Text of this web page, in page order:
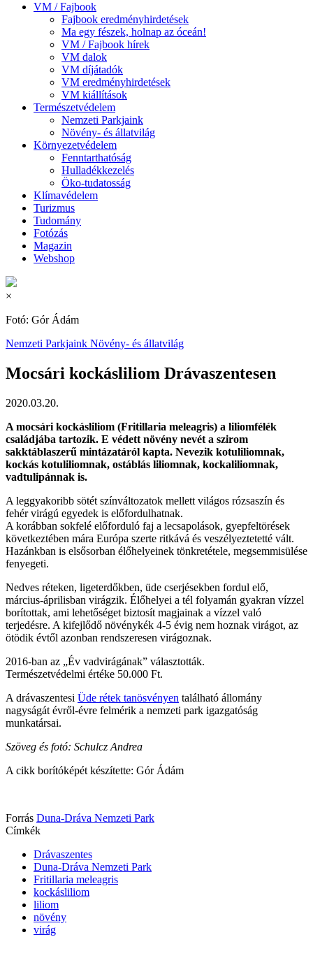
VM / Fajbook
Fajbook eredményhirdetések
Ma egy fészek, holnap az óceán!
VM / Fajbook hírek
VM dalok
VM díjátadók
VM eredményhirdetések
VM kiállítások
Természetvédelem
Nemzeti Parkjaink
Növény- és állatvilág
Környezetvédelem
Fenntarthatóság
Hulladékkezelés
Öko-tudatosság
Klímavédelem
Turizmus
Tudomány
Fotózás
Magazin
Webshop
×
Fotó: Gór Ádám
Nemzeti Parkjaink Növény- és állatvilág
Mocsári kockásliliom Drávaszentesen
2020.03.20.
A mocsári kockásliliom (Fritillaria meleagris) a liliomfélék
családjába tartozik. E védett növény nevét a szirom
sakktáblaszerű mintázatáról kapta. Nevezik kotuliliomnak,
kockás kotuliliomnak, ostáblás liliomnak, kockaliliomnak,
vadtulipánnak is.
A leggyakoribb sötét színváltozatok mellett világos rózsaszín és
fehér virágú egyedek is előfordulhatnak.
A korábban sokfelé előforduló faj a lecsapolások, gyepfeltörések
következtében mára Európa szerte ritkává és veszélyeztetetté vált.
Hazánkban is elsősorban élőhelyeinek tönkretétele, megsemmisülése
fenyegeti.
Nedves réteken, ligeterdőkben, üde cserjésekben fordul elő,
március-áprilisban virágzik. Élőhelyei a tél folyamán gyakran vízzel
borítottak, ami lehetőséget biztosít magjainak a vízzel való
terjedésre. A kifejlődő növénykék 4-5 évig nem hoznak virágot, az
ötödik évtől azonban rendszeresen virágoznak.
2016-ban az „Év vadvirágának” választották.
Természetvédelmi értéke 50.000 Ft.
A drávaszentesi Üde rétek tanösvényen található állomány
nagyságát évről-évre felmérik a nemzeti park igazgatóság
munkatársai.
Szöveg és fotó: Schulcz Andrea
A cikk borítóképét készítette: Gór Ádám
Forrás Duna-Dráva Nemzeti Park
Címkék
Drávaszentes
Duna-Dráva Nemzeti Park
Fritillaria meleagris
kockásliliom
liliom
növény
virág